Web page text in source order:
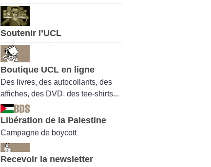
Soutenir l’UCL
Boutique UCL en ligne
Des livres, des autocollants, des
affiches, des DVD, des tee-shirts...
Libération de la Palestine
Campagne de boycott
Recevoir la newsletter